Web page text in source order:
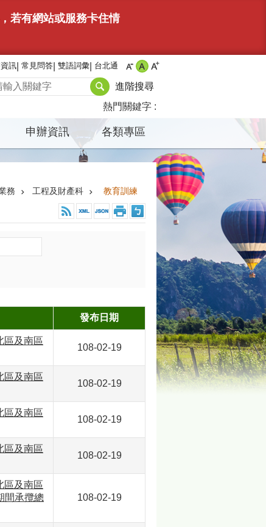
若有網站或服務卡住情
訊 常見問答 雙語詞彙 台北通
進階搜尋
熱門關鍵字
申辦資訊 各類專區
務 工程及財產科 教育訓練
發布日期
區及南區
108-02-19
區及南區
108-02-19
區及南區
108-02-19
區及南區
108-02-19
區及南區
間承攬總
108-02-19